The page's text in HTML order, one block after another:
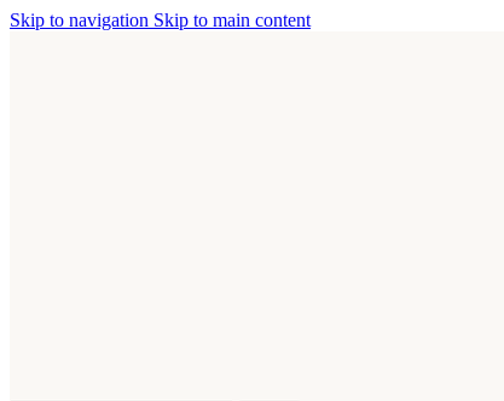
Skip to navigation Skip to main content